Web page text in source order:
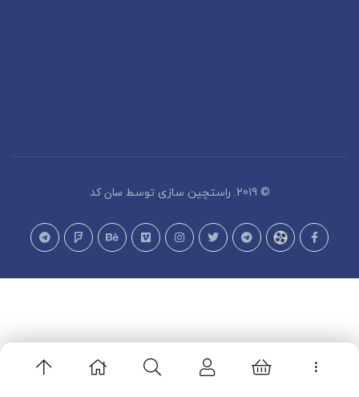
© 2019. راستچین سازی توسط سان کد